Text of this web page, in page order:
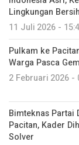
Lingkungan
11 Juli 2026 -
Pulkam ke
Warga Pasca
2 Februari 2026 -
Bimteknas Partai
Pacitan, Kader
Solver